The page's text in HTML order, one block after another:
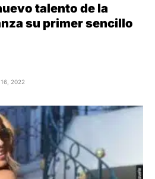
talento de la
su primer sencillo
16, 2022